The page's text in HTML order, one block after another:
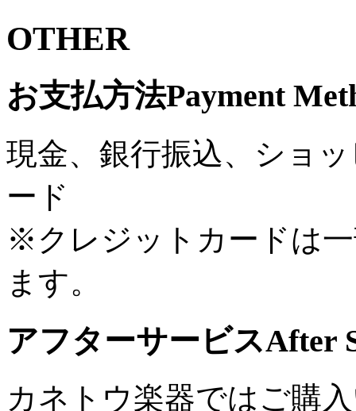
OTHER
お支払方法Payment
現金、銀行振込、ショ
ード
※クレジットカードは
ます。
アフターサービスAfter
カネトウ楽器ではご購